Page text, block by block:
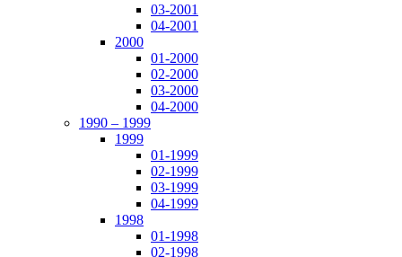
03-2001
04-2001
2000
01-2000
02-2000
03-2000
04-2000
1990 – 1999
1999
01-1999
02-1999
03-1999
04-1999
1998
01-1998
02-1998